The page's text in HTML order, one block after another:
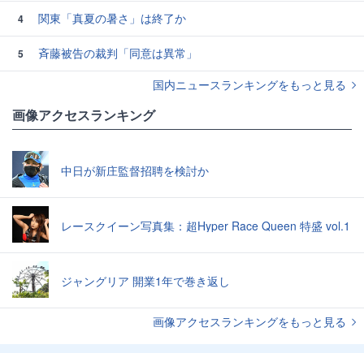
4 関東「真夏の暑さ」は終了か
5
斉藤被告の裁判「同意は異常」
国内ニュースランキングをもっと見る
画像アクセスランキング
中日が新庄監督招聘を検討か
レースクイーン写真集：超Hyper Race Queen 特盛 vol.1
ジャングリア 開業1年で巻き返し
画像アクセスランキングをもっと見る